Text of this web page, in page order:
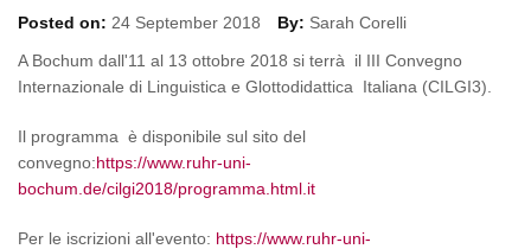
Posted on: 24 September 2018 By: Sarah Corelli
A Bochum dall'11 al 13 ottobre 2018 si terrà il III Convegno
Internazionale di Linguistica e Glottodidattica Italiana (CILGI3).
Il programma è disponibile sul sito del
convegno:https://www.ruhr-uni-
bochum.de/cilgi2018/programma.html.it
Per le iscrizioni all'evento: https://www.ruhr-uni-